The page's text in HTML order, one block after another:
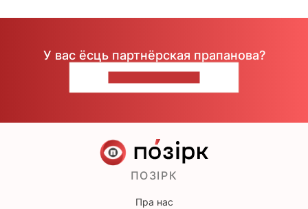
У вас ёсць партнёрская прапанова?
ПОЗІРК
Пра нас